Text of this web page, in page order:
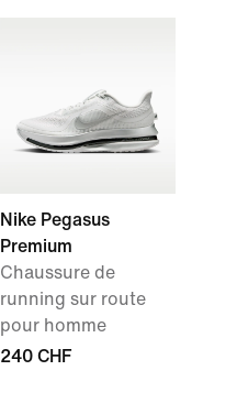
Nike Pegasus
Premium
Chaussure de
running sur route
pour homme
240 CHF